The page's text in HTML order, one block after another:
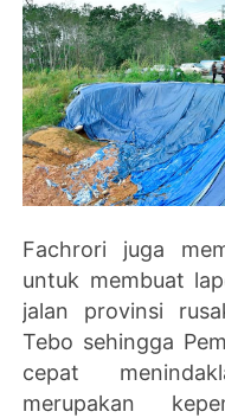
Fachrori juga
untuk membuat
jalan provinsi
Tebo sehingga
cepat
merupakan